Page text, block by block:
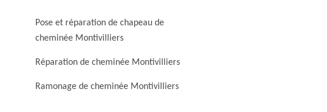
Pose et réparation de chapeau de
cheminée Montivilliers
Réparation de cheminée Montivilliers
Ramonage de cheminée Montivilliers